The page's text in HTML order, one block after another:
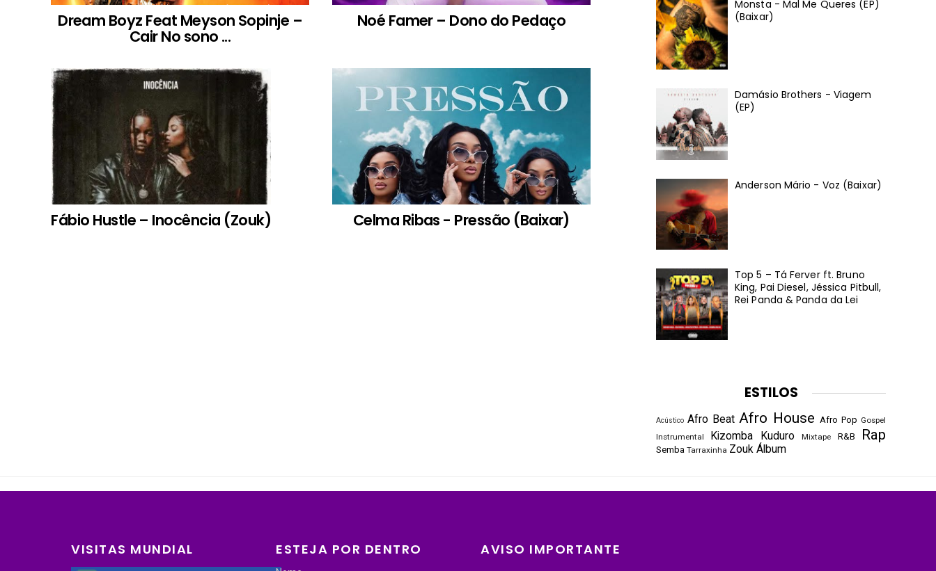
Dream Boyz Feat Meyson Sopinje –
Cair No sono ...
Noé Famer – Dono do Pedaço
Fábio Hustle – Inocência (Zouk) Celma Ribas - Pressão (Baixar)
Monsta - Mal Me Queres (EP)
(Baixar)
Damásio Brothers - Viagem
(EP)
Anderson Mário - Voz (Baixar)
Top 5 – Tá Ferver ft. Bruno
King, Pai Diesel, Jéssica Pitbull,
Rei Panda & Panda da Lei
ESTILOS
Acústico Afro Beat Afro House Afro Pop Gospel
Instrumental
Kizomba Kuduro Mixtape R&B Rap
Semba Tarraxinha Zouk Álbum
VISITAS MUNDIAL ESTEJA POR DENTRO AVISO IMPORTANTE